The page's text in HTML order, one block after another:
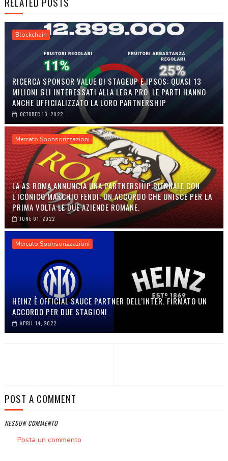
Blockchain
RICERCA SPONSOR VALUE DI STAGEUP E IPSOS: QUASI 13
MILIONI GLI INTERESSATI ALLA LEGA PRO. LE PARTI HANNO
ANCHE UFFICIALIZZATO LA LORO PARTNERSHIP
OCTOBER 13, 2022
Mercato Sponsorizzazioni
LA AS ROMA ANNUNCIA UNA PARTNERSHIP BIENNALE CON
L'ICONICO MARCHIO FENDI: UN ACCORDO CHE UNISCE PER LA
PRIMA VOLTA LE DUE AZIENDE ROMANE.
JUNE 01, 2022
Mercato Sponsorizzazioni
HEINZ È OFFICIAL SAUCE PARTNER DELL’INTER. FIRMATO UN
ACCORDO PER DUE STAGIONI
APRIL 14, 2022
POST A COMMENT
NESSUN COMMENTO
Posta un commento